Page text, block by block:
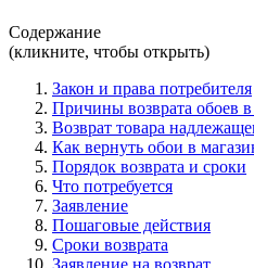
Содержание
(кликните, чтобы открыть)
Закон и права потребителя
Причины возврата обоев в
Возврат товара
Как вернуть обои в
Порядок возврата и сроки
Что потребуется
Заявление
Пошаговые действия
Сроки возврата
Заявление на возврат